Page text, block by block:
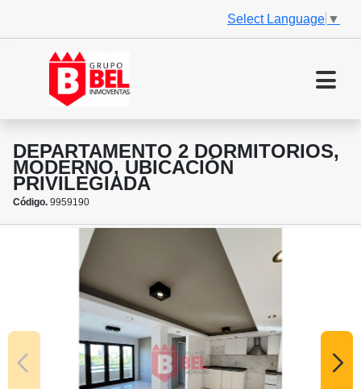
Select Language ▼
DEPARTAMENTO 2 DORMITORIOS,
MODERNO, UBICACIÓN
PRIVILEGIADA
Código. 9959190